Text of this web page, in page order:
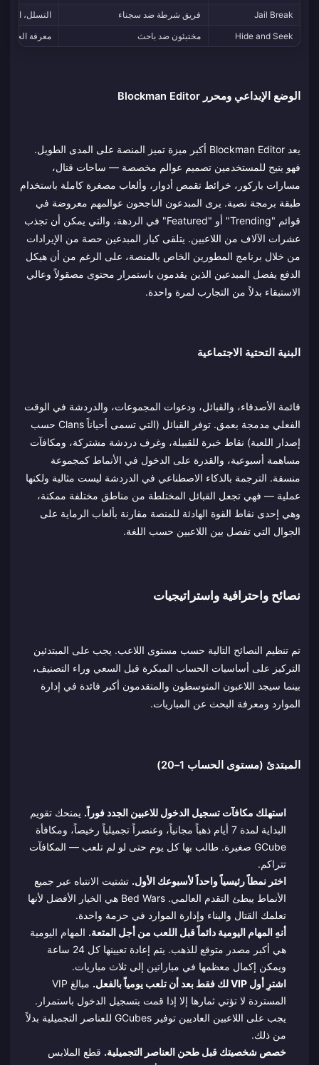
Jail Break
فريق شرطة ضد سجناء
التسلل،
Hide and Seek
مختبئون ضد باحث معرفة
الوضع الإبداعي ومحرر Blockman Editor
يعد Blockman Editor أكبر ميزة تميز المنصة على المدى الطويل.
فهو يتيح للمستخدمين تصميم عوالم مخصصة — ساحات قتال،
مسارات باركور، خرائط تقمص أدوار، وألعاب مصغرة كاملة باستخدام
طبقة برمجة نصية. يرى المبدعون الناجحون عوالمهم معروضة في
قوائم "Trending" أو "Featured" في الردهة، والتي يمكن أن تجذب
عشرات الآلاف من اللاعبين. يتلقى كبار المبدعين حصة من الإيرادات
من خلال برنامج المطورين الخاص بالمنصة، على الرغم من أن هيكل
الدفع يفضل المبدعين الذين يقدمون باستمرار محتوى مصقولاً وعالي
الاستبقاء بدلاً من التجارب لمرة واحدة.
البنية التحتية الاجتماعية
قائمة الأصدقاء، والقبائل، ودعوات المجموعات، والدردشة في الوقت
الفعلي مدمجة بعمق. توفر القبائل (التي تسمى أحياناً Clans حسب
إصدار اللعبة) نقاط خبرة للقبيلة، وغرف دردشة مشتركة، ومكافآت
مساهمة أسبوعية، والقدرة على الدخول في الأنماط كمجموعة
منسقة. الترجمة بالذكاء الاصطناعي في الدردشة ليست مثالية ولكنها
عملية — فهي تجعل القبائل المختلطة من مناطق مختلفة ممكنة،
وهي إحدى نقاط القوة الهادئة للمنصة مقارنة بألعاب الرماية على
الجوال التي تفصل بين اللاعبين حسب اللغة.
نصائح واحترافية واستراتيجيات
تم تنظيم النصائح التالية حسب مستوى اللاعب. يجب على المبتدئين
التركيز على أساسيات الحساب المبكرة قبل السعي وراء التصنيف،
بينما سيجد اللاعبون المتوسطون والمتقدمون أكبر فائدة في إدارة
الموارد ومعرفة البحث عن المباريات.
المبتدئ (مستوى الحساب 1–20)
استهلك مكافآت تسجيل الدخول للاعبين الجدد فوراً. يمنحك تقويم
البداية لمدة 7 أيام ذهباً مجانياً، وعنصراً تجميلياً رخيصاً، ومكافأة
GCube صغيرة. طالب بها كل يوم حتى لو لم تلعب — المكافآت
تتراكم.
اختر نمطاً رئيسياً واحداً لأسبوعك الأول. تشتيت الانتباه عبر جميع
الأنماط يبطئ التقدم العالمي. Bed Wars هي الخيار الأفضل لأنها
تعلمك القتال والبناء وإدارة الموارد في حزمة واحدة.
أنهِ المهام اليومية دائماً قبل اللعب من أجل المتعة. المهام اليومية
هي أكبر مصدر متوقع للذهب. يتم إعادة تعيينها كل 24 ساعة
ويمكن إكمال معظمها في مباراتين إلى ثلاث مباريات.
اشترِ أول VIP لك فقط بعد أن تلعب يومياً بالفعل.
مبالغ VIP
المستردة لا تؤتي ثمارها إلا إذا قمت بتسجيل الدخول باستمرار.
يجب على اللاعبين العاديين توفير GCubes للعناصر التجميلية بدلاً
من ذلك.
خصص شخصيتك قبل طحن العناصر التجميلية. قطع الملابس